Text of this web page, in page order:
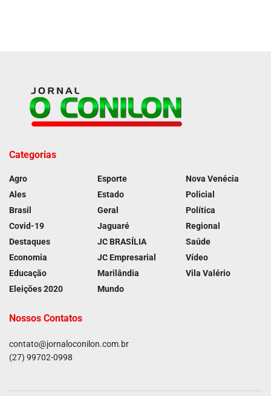
Categorias
Agro
Ales
Brasil
Covid-19
Destaques
Economia
Educação
Eleições 2020
Esporte
Estado
Geral
Jaguaré
JC BRASÍLIA
JC Empresarial
Marilândia
Mundo
Nova Venécia
Policial
Política
Regional
Saúde
Vídeo
Vila Valério
Nossos Contatos
contato@jornaloconilon.com.br
(27) 99702-0998